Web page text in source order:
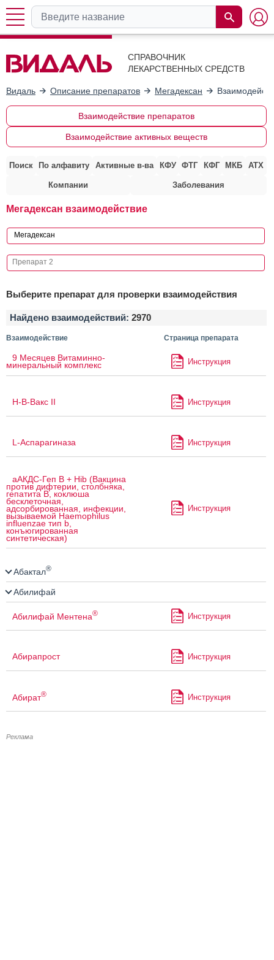
СПРАВОЧНИК
ЛЕКАРСТВЕННЫХ СРЕДСТВ
Видаль Описание препаратов Мегадексан
Взаимодействие препаратов
Взаимодействие активных веществ
Поиск По алфавиту Активные в-ва КФУ ФТГ КФГ МКБ АТХ
Компании Заболевания
Мегадексан взаимодействие
Выберите препарат для проверки взаимодействия
Найдено взаимодействий: 2970
Взаимодействие Страница препарата
9 Месяцев Витаминно-
минеральный комплекс Инструкция
H-B-Вакс II Инструкция
L-Аспарагиназа Инструкция
аАКДС-Геп B + Hib (Вакцина
против дифтерии, столбняка,
гепатита B, коклюша
бесклеточная,
адсорбированная, инфекции,
вызываемой Haemophilus
influenzae тип b,
конъюгированная
синтетическая)
Инструкция
Абактал®
Абилифай
Абилифай Ментена® Инструкция
Абирапрост Инструкция
Абират® Инструкция
Реклама